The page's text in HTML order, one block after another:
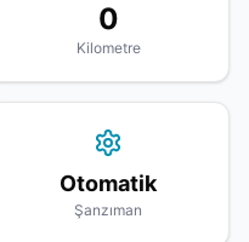
0
Kilometre
Otomatik
Şanzıman